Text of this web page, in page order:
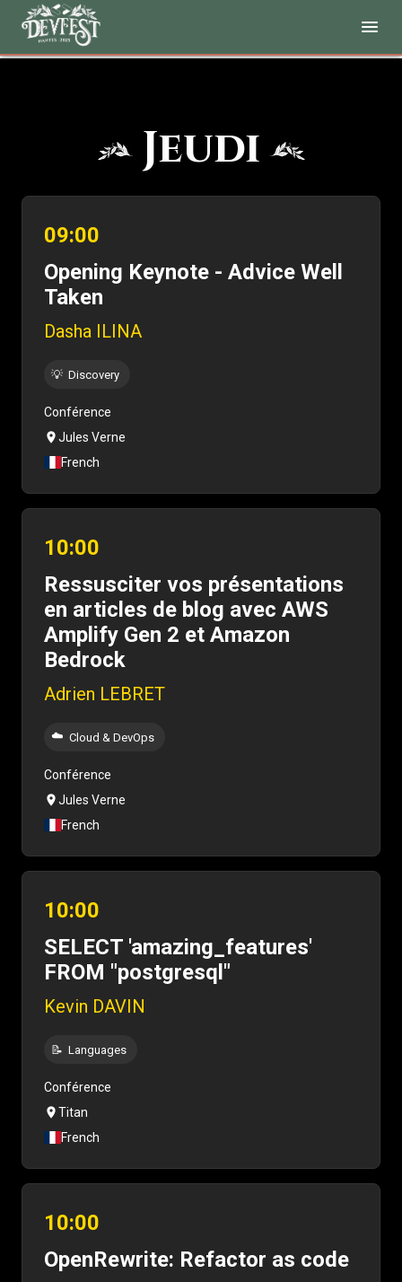
Jeudi
09:00
Opening Keynote - Advice Well
Taken
Dasha ILINA
💡 Discovery
Conférence
Jules Verne
French
10:00
Ressusciter vos présentations
en articles de blog avec AWS
Amplify Gen 2 et Amazon
Bedrock
Adrien LEBRET
☁️ Cloud & DevOps
Conférence
Jules Verne
French
10:00
SELECT 'amazing_features'
FROM "postgresql"
Kevin DAVIN
📝 Languages
Conférence
Titan
French
10:00
OpenRewrite: Refactor as code